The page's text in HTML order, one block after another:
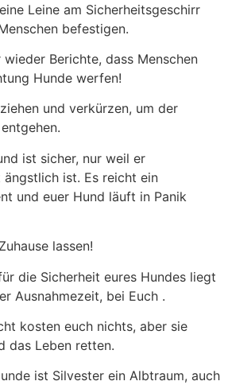
Leine am Sicherheitsgeschirr
befestigen.
Berichte, dass Menschen
Hunde werfen!
und verkürzen, um der
ist sicher, nur weil er
ist. Es reicht ein
und euer Hund läuft in Panik
lassen!
die Sicherheit eures Hundes liegt
Ausnahmezeit, bei Euch .
kosten euch nichts, aber sie
das Leben retten.
ist Silvester ein Albtraum, auch